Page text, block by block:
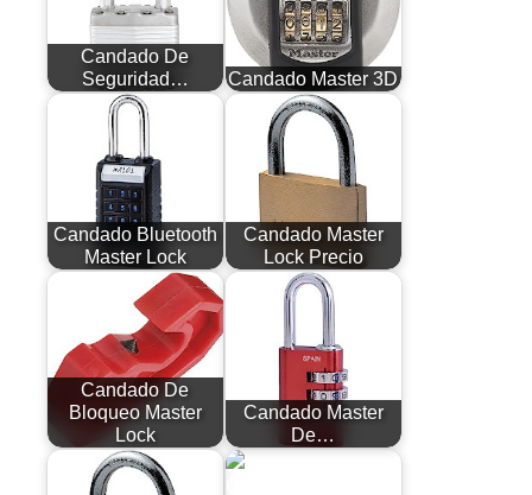
Candado De
Seguridad…
Candado Master 3D
Candado Bluetooth
Master Lock
Candado Master
Lock Precio
Candado De
Bloqueo Master
Lock
Candado Master
De…